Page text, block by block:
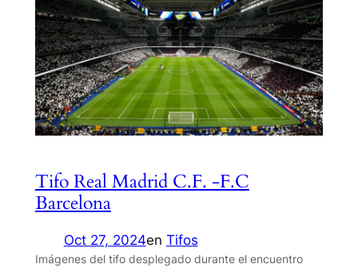
Tifo Real Madrid C.F. -F.C
Barcelona
Oct 27, 2024en Tifos
Imágenes del tifo desplegado durante el encuentro